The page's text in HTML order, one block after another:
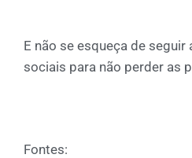
E não se esqueça de seguir
sociais para não perder as
Fontes: